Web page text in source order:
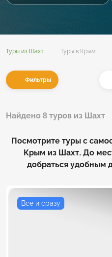
Туры из Шахт Туры в Крым
Фильтры
Найдено 8 туров из Шахт
Посмотрите туры с
Крым из Шахт. До
добраться удобным
Всё и сразу